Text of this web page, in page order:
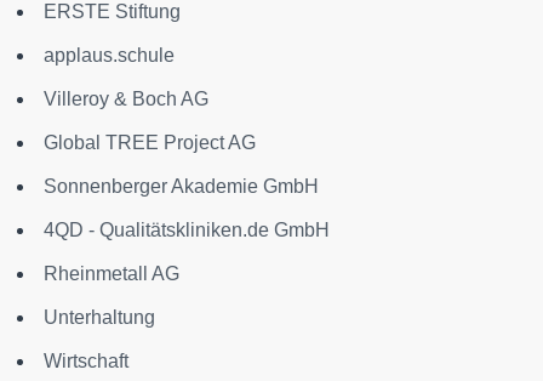
ERSTE Stiftung
applaus.schule
Villeroy & Boch AG
Global TREE Project AG
Sonnenberger Akademie GmbH
4QD - Qualitätskliniken.de GmbH
Rheinmetall AG
Unterhaltung
Wirtschaft